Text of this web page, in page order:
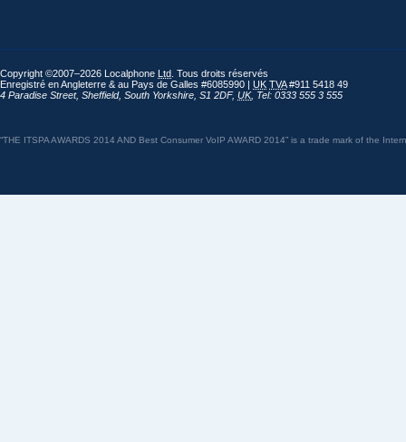
Copyright ©2007–2026 Localphone Ltd . Tous droits réservés
Enregistré en Angleterre & au Pays de Galles #6085990 | UK TVA#911 5418 49
4 Paradise Street, Sheffield, South Yorkshire S1 2DF, UK, Tel: 0333 555 3 555
“THE ITSPA AWARDS 2014 AND Best Consumer VoIP AWARD 2014” is a trade mark of the